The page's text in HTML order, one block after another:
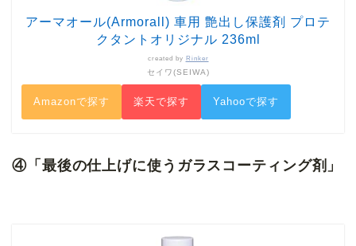
アーマオール(Armorall) 車用 艶出し保護剤 プロテ
クタントオリジナル 236ml
created by Rinker
セイワ(SEIWA)
Amazonで探す 楽天で探す Yahooで探す
④「最後の仕上げに使うガラスコーティング剤」